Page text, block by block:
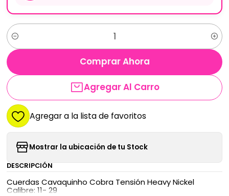
Cantidad
Agregar Al Carro
Comprar Ahora
Agregar a la lista de favoritos
Mostrar la ubicación de tu Stock
DESCRIPCIÓN
Cuerdas Cavaquinho Cobra Tensión Heavy Nickel
Calibre: 11- 29